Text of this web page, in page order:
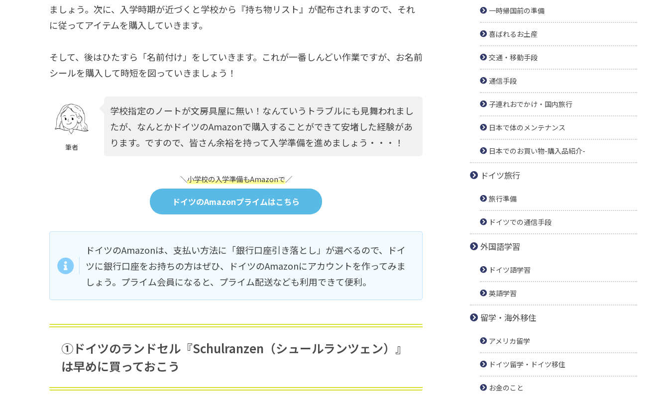
ましょう。次に、入学時期が近づくと学校から『持ち物リスト』が配布されますので、それ
に従ってアイテムを購入していきます。
そして、後はひたすら「名前付け」をしていきます。これが一番しんどい作業ですが、お名前
シールを購入して時短を図っていきましょう！
筆者
学校指定のノートが文房具屋に無い！なんていうトラブルにも見舞われまし
たが、なんとかドイツのAmazonで購入することができて安堵した経験があ
ります。ですので、皆さん余裕を持って入学準備を進めましょう・・・！
＼小学校の入学準備もAmazonで／
ドイツのAmazonプライムはこちら
ドイツのAmazonは、支払い方法に「銀行口座引き落とし」が選べるので、ドイ
ツに銀行口座をお持ちの方はぜひ、ドイツのAmazonにアカウントを作ってみま
しょう。プライム会員になると、プライム配送なども利用できて便利。
①ドイツのランドセル『Schulranzen（シュールランツェン）』
は早めに買っておこう
一時帰国前の準備
喜ばれるお土産
交通・移動手段
通信手段
子連れおでかけ・国内旅行
日本で体のメンテナンス
日本でのお買い物-購入品紹介-
ドイツ旅行
旅行準備
ドイツでの通信手段
外国語学習
ドイツ語学習
英語学習
留学・海外移住
アメリカ留学
ドイツ留学・ドイツ移住
お金のこと